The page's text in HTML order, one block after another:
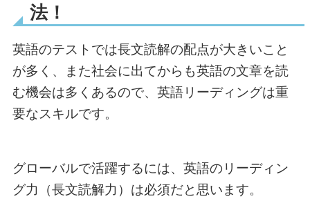
法！
英語のテストでは長文読解の配点が大きいこと
が多く、また社会に出てからも英語の文章を読
む機会は多くあるので、英語リーディングは重
要なスキルです。
グローバルで活躍するには、英語のリーディン
グ力（長文読解力）は必須だと思います。